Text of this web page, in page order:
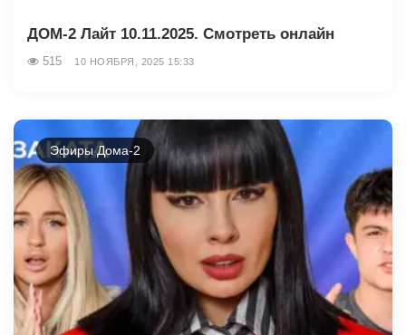
ДОМ-2 Лайт 10.11.2025. Смотреть онлайн
515 10 НОЯБРЯ, 2025 15:33
Эфиры Дома-2